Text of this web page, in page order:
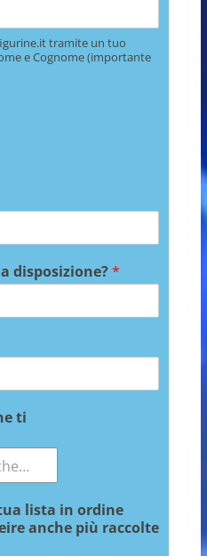
tramite un tuo
e Cognome (importante
disposizione?*
ti
lista in ordine
anche più raccolte